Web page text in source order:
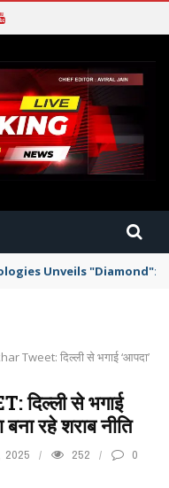
Unveils
Tweet: दिल्ली से भगाई ‘आपदा’
से भगाई
रहे शराब नीति
2025 252 0